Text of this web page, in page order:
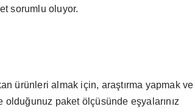
sorumlu oluyor.
ürünleri almak için, araştırma yapmak ve
paket ölçüsünde eşyalarınız